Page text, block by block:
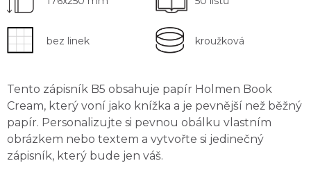
bez linek kroužková
Tento zápisník B5 obsahuje papír Holmen Book
Cream, který voní jako knížka a je pevnější než běžný
papír. Personalizujte si pevnou obálku vlastním
obrázkem nebo textem a vytvořte si jedinečný
zápisník, který bude jen váš.